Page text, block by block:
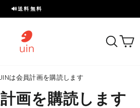
ス
ラ
イ
ド
時
停
止
🔊送料無料
探す
は会員計画を購読します
画を購読します